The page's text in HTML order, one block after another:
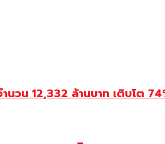
น 12,332 ล้านบาท เติบโต